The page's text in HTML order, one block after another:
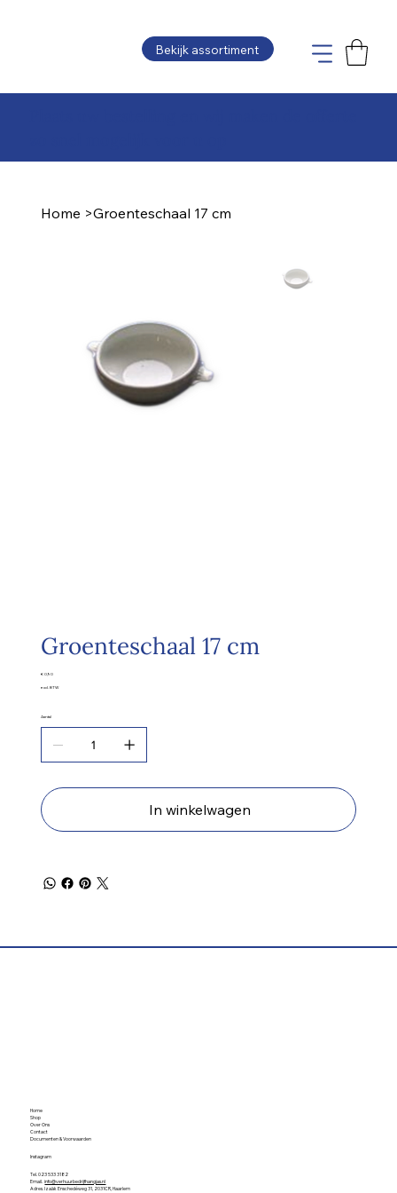
Bekijk assortiment
Home >Groenteschaal 17 cm
Groenteschaal 17 cm
Prijs
€ 0,90
excl. BTW
Aantal
In winkelwagen
Home
Shop
Over Ons
Contact
Documenten & Voorwaarden
Instagram
Tel. 023 533 3182
Email.info@verhuurbedrijfhangjas.nl
Adres. Izaäk Enschedéweg 31, 2031CR, Haarlem